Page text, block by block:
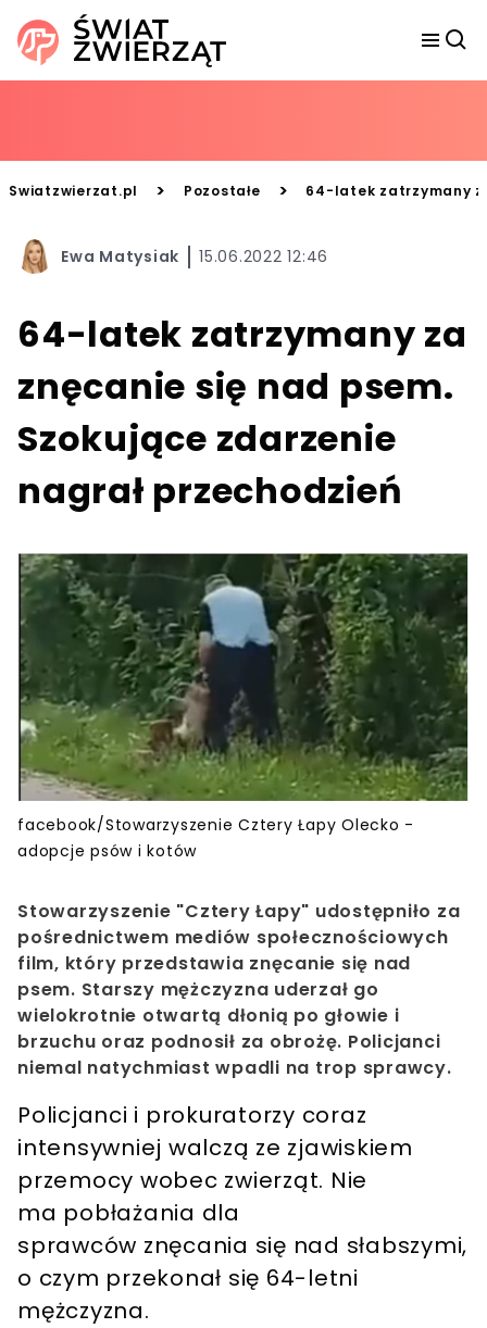
Swiatzwierzat.pl > Pozostałe > 64-latek zatrzymany
Ewa Matysiak 15.06.2022 12:46
64-latek zatrzymany za
znęcanie się nad psem.
Szokujące zdarzenie
nagrał przechodzień
facebook/Stowarzyszenie Cztery Łapy Olecko -
adopcje psów i kotów
Stowarzyszenie "Cztery Łapy" udostępniło za
pośrednictwem mediów społecznościowych
film, który przedstawia znęcanie się nad
psem. Starszy mężczyzna uderzał go
wielokrotnie otwartą dłonią po głowie i
brzuchu oraz podnosił za obrożę. Policjanci
niemal natychmiast wpadli na trop sprawcy.
Policjanci i prokuratorzy coraz
intensywniej walczą ze zjawiskiem
przemocy wobec zwierząt. Nie
ma pobłażania dla
sprawców znęcania się nad słabszymi,
o czym przekonał się 64-letni
mężczyzna.